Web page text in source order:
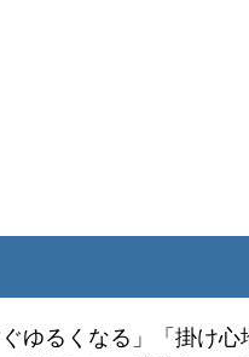
ゆるくなる」「掛け心